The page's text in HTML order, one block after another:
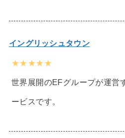
イングリッシュタウン
★★★★★
世界展開のEFグループが運営
ービスです。